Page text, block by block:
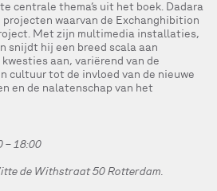
centrale thema’s uit het boek. Dadara
waarvan de Exchanghibition
Met zijn multimedia installaties,
snijdt hij een breed scala aan
aan, variërend van de
cultuur tot de invloed van de nieuwe
en de nalatenschap van het
– 18:00
de Withstraat 50 Rotterdam.